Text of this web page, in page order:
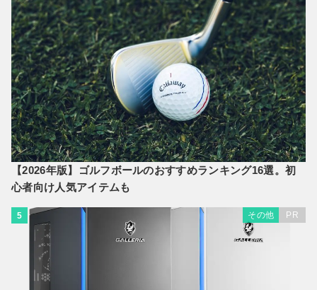
【2026年版】ゴルフボールのおすすめランキング16選。初
心者向け人気アイテムも
5 その他 PR